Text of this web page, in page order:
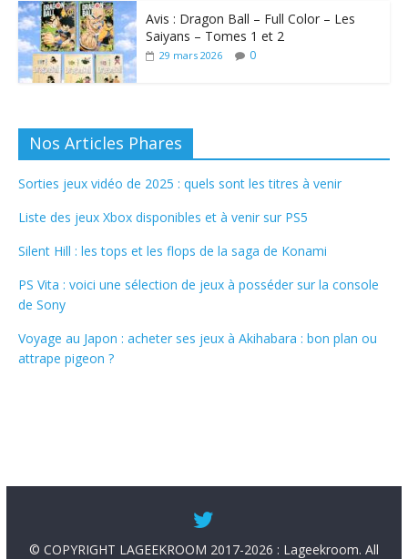
Avis : Dragon Ball – Full Color – Les
Saiyans – Tomes 1 et 2
29 mars 2026 0
Nos Articles Phares
Sorties jeux vidéo de 2025 : quels sont les titres à venir
Liste des jeux Xbox disponibles et à venir sur PS5
Silent Hill : les tops et les flops de la saga de Konami
PS Vita : voici une sélection de jeux à posséder sur la console
de Sony
Voyage au Japon : acheter ses jeux à Akihabara : bon plan ou
attrape pigeon ?
© COPYRIGHT LAGEEKROOM 2017-2026 : Lageekroom. All